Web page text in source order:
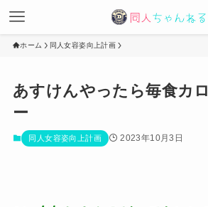
ホーム 同人女容姿向上計画
あすけんやったら毎食カ
ー
同人女容姿向上計画 2023年10月3日